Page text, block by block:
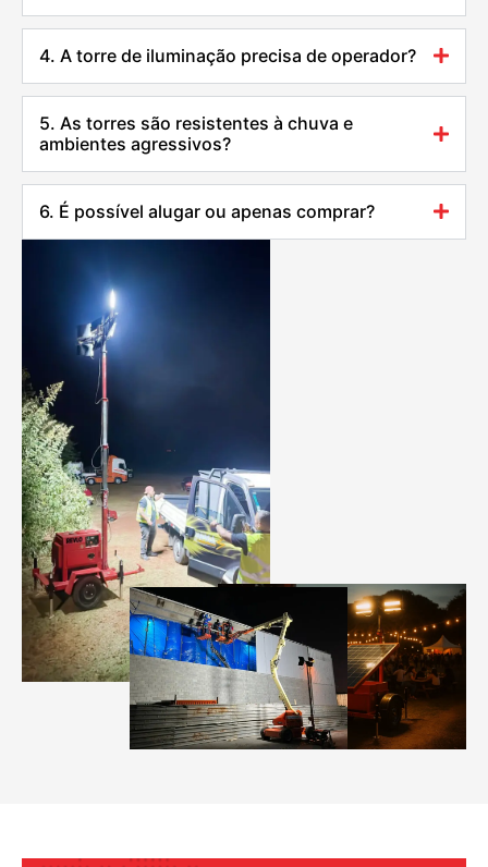
4. A torre de iluminação precisa de operador?
5. As torres são resistentes à chuva e
ambientes agressivos?
6. É possível alugar ou apenas comprar?